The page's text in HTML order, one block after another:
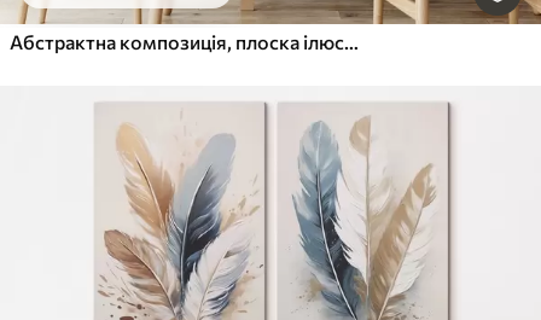
Абстрактна композиція, плоска ілюстрація